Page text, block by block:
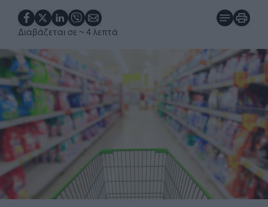
Διαβάζεται σε ~ 4 λεπτά